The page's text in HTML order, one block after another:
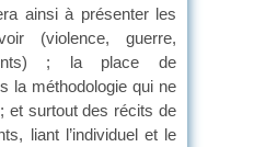
ainsi à présenter les
(violence, guerre,
; la place de
la méthodologie qui ne
et surtout des récits de
liant l’individuel et le